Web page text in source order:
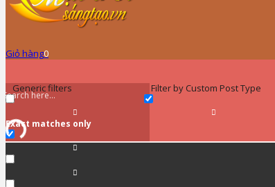
Giỏ hàng0
Generic filters
Exact matches only
Filter by Custom Post Type